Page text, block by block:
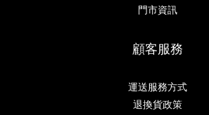
門市資訊
顧客服務
運送服務方式
退換貨政策